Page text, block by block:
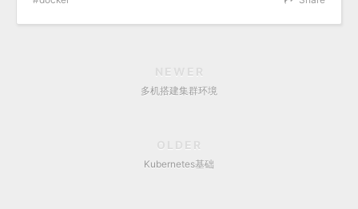
NEWER
多机搭建集群环境
OLDER
Kubernetes基础